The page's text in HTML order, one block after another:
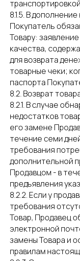
8.1.5. В
Покупатель
Товару:
качества,
для возврата
товарные чеки;
паспорта
8.2. Возврат
8.2.1. В случае
недостатков
его замене
течение семи
требования
дополнительной
Продавцом - в
предъявления
8.2.2. Если у
требования
Товар, Продавец
электронной
замены Товара и
правилам